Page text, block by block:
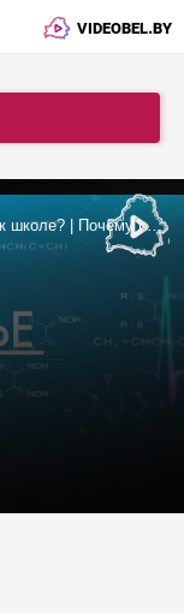
VIDEOBEL.BY
Как подготовить иммунитет и психику ребенка к школе? | Почему папилломы нужно убирать сразу? | Как малина влияет на организм?